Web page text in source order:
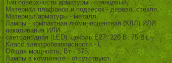
Тип поверхности арматуры - глянцевый,
Материал плафонов и подвесок - дерево, стекло,
Материал арматуры - металл,
Лампы - компактная люминесцентная (КЛЛ) ИЛИ
накаливания ИЛИ
светодиодная (LED), цоколь E27; 220 В; 75 Вт, ,
Класс электробезопасности - I,
Общая мощность, Вт - 375,
Лампы в комплекте - отсутствуют,